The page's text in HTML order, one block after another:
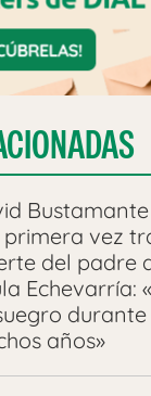
vez
del padre
Echevarría:
durante
años»